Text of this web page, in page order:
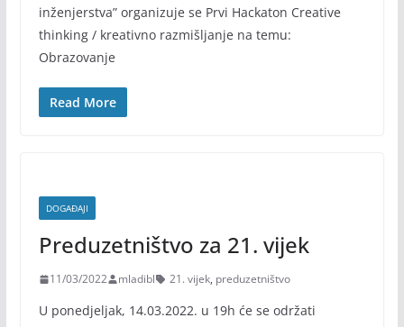
inženjerstva” organizuje se Prvi Hackaton Creative
thinking / kreativno razmišljanje na temu:
Obrazovanje
Read More
DOGAĐAJI
Preduzetništvo za 21. vijek
11/03/2022 mladibl 21. vijek, preduzetništvo
U ponedjeljak, 14.03.2022. u 19h će se održati